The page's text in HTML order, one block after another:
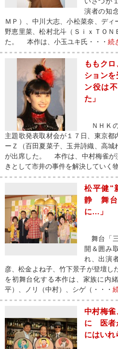
演者の知
ＭＰ）、中川大志、小松菜奈、デ
野恵里菜、松村北斗（ＳｉｘＴＯＮ
た。 本作は、小玉ユキ氏・・・ 続
ももク
ション
ン役は
た」
ＮＨＫ
主題歌発表取材会が１７日、東京
ーＺ（百田夏菜子、玉井詩織、高城
が出席した。 本作は、中村梅雀が
きとして市井の事件を解決していく
松平健“
静 舞台
に…」
舞台「
開＆囲み
れ、出演
彦、松金よね子、竹下景子が登壇
を初舞台化する本作は、家族に内
平）、ノリ（中村）、シゲ（・・・
中村梅雀
に 医者
にはいれ